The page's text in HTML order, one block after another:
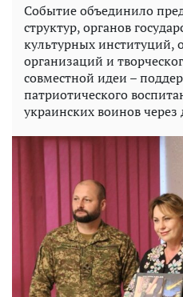
Событие объединило
структур, органов
культурных институций,
организаций и
совместной идеи –
патриотического
украинских воинов через